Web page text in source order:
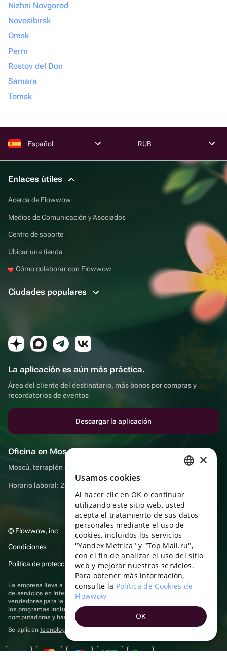
Nizhni Novgorod
Novosibirsk
Omsk
Perm
Rostov del Don
Samara
Tomsk
Español RUB
Enlaces útiles
Acerca de Flowwow
Medios de Comunicación y Asociados
Centro de soporte
Ubicar una tienda
Cómo colaborar con Flowwow
Ciudades populares
La aplicación es aún más práctica.
Área del cliente del destinatario, más bonos por compras y
recordatorios de eventos
Descargar la aplicación
Oficina en Moscú
Moscú, terraplén Sadovnicheskaya, 9, sala 2/3
Horario laboral: 24 horas
© Flowwow, inc
Condiciones
Política de protección y privacidad de datos
La empresa lleva a cabo su actividad en el ámbito de las TI: prestación
de servicios en Internet para la publicación de ofertas (anuncios) de
vendedores para la venta de artículos. Acceder a la
los programas incluidos en el registro de programas rusos para
computadoras y bases de datos.
Se aplicantecnologías de recomendación
ENGLISH
UKRAINIAN
PORTUGUESE
SPANISH
HUNGARIAN
ITALIAN
POLISH
×
Usamos cookies
Al hacer clic en OK o continuar
utilizando este sitio web, usted
acepta el tratamiento de sus datos
personales mediante el uso de
cookies, incluidos los servicios
"Yandex Metrica" y "Top Mail.ru",
con el fin de analizar el uso del sitio
web y mejorar nuestros servicios.
Para obtener más información,
consulte la Política de Cookies de
Flowwow
OK